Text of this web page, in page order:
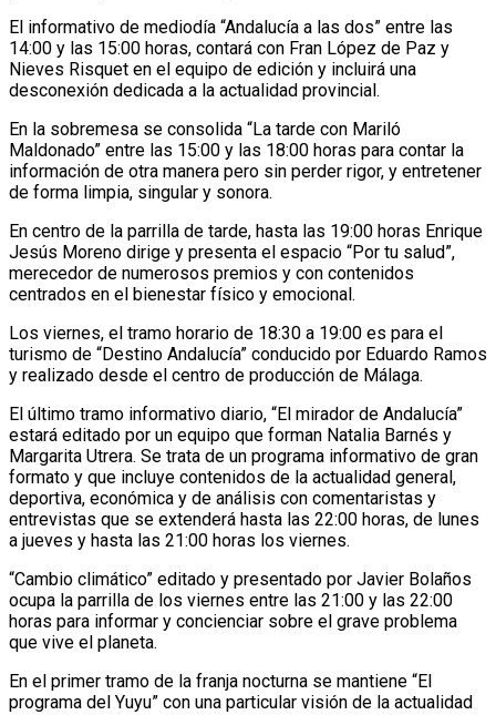
El informativo de mediodía “Andalucía a las dos” entre las
14:00 y las 15:00 horas, contará con Fran López de Paz y
Nieves Risquet en el equipo de edición y incluirá una
desconexión dedicada a la actualidad provincial.
En la sobremesa se consolida “La tarde con Mariló
Maldonado” entre las 15:00 y las 18:00 horas para contar la
información de otra manera pero sin perder rigor, y entretener
de forma limpia, singular y sonora.
En centro de la parrilla de tarde, hasta las 19:00 horas Enrique
Jesús Moreno dirige y presenta el espacio “Por tu salud”,
merecedor de numerosos premios y con contenidos
centrados en el bienestar físico y emocional.
Los viernes, el tramo horario de 18:30 a 19:00 es para el
turismo de “Destino Andalucía” conducido por Eduardo Ramos
y realizado desde el centro de producción de Málaga.
El último tramo informativo diario, “El mirador de Andalucía”
estará editado por un equipo que forman Natalia Barnés y
Margarita Utrera. Se trata de un programa informativo de gran
formato y que incluye contenidos de la actualidad general,
deportiva, económica y de análisis con comentaristas y
entrevistas que se extenderá hasta las 22:00 horas, de lunes
a jueves y hasta las 21:00 horas los viernes.
“Cambio climático” editado y presentado por Javier Bolaños
ocupa la parrilla de los viernes entre las 21:00 y las 22:00
horas para informar y concienciar sobre el grave problema
que vive el planeta.
En el primer tramo de la franja nocturna se mantiene “El
programa del Yuyu” con una particular visión de la actualidad